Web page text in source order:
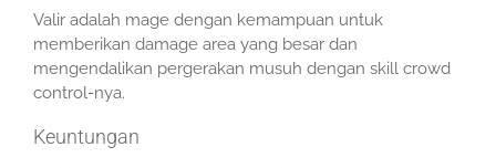
Valir adalah mage dengan kemampuan untuk
memberikan damage area yang besar dan
mengendalikan pergerakan musuh dengan skill crowd
control-nya.
Keuntungan